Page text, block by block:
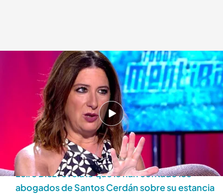
Leire Díez rompe su silencio en 'Todo es mentira'
Déborah De la Calle
23 JUL 2025 - 18:46h.
Leire Díez se sienta en el plató de 'Todo es
mentira' y explica por qué llevó ese pendrive al
PSOE
Leire Díez revela lo que le han contado los
abogados de Santos Cerdán sobre su estancia